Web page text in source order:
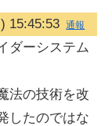
15:45:53 通報
ダーシステム
法の技術を改
したのではな